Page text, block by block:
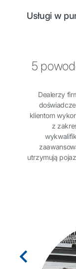
Usługi w
5
Dealerzy
klientom
z
utrzymują